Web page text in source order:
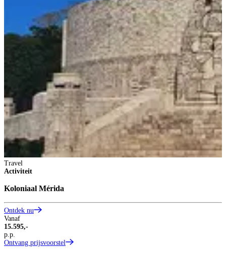
Travel
Activiteit
Koloniaal Mérida
Ontdek nu
Vanaf
15.595,-
p.p.
Ontvang prijsvoorstel